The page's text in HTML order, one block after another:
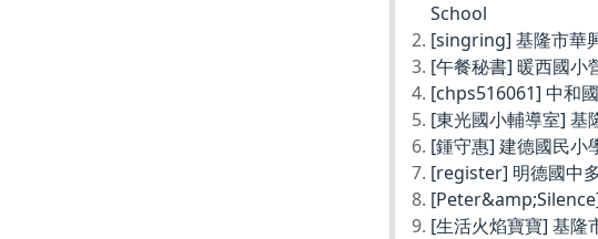
School
[singring] 基隆市華
[午餐秘書] 暖西國小
[chps516061] 中和
[東光國小輔導室] 基
[鍾守惠] 建德國民小
[register] 明德國中
[生活火焰寶寶] 基隆